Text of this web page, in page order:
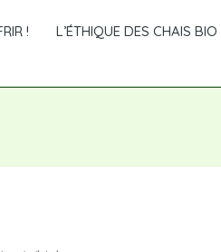
!
L’ÉTHIQUE DES CHAIS BIO